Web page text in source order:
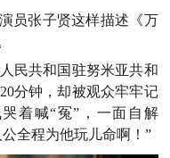
员张子贤这样描述《万
民共和国驻努米亚共和
分钟，却被观众牢牢记
着喊“冤”，一面自解
全程为他玩儿命啊！”